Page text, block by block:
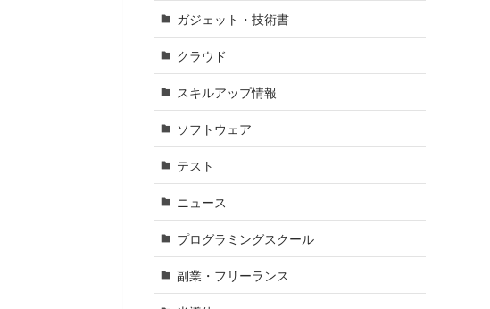
ガジェット・技術書
クラウド
スキルアップ情報
ソフトウェア
テスト
ニュース
プログラミングスクール
副業・フリーランス